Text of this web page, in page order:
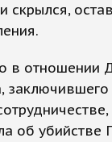
скрылся,
в отношении
об убийстве